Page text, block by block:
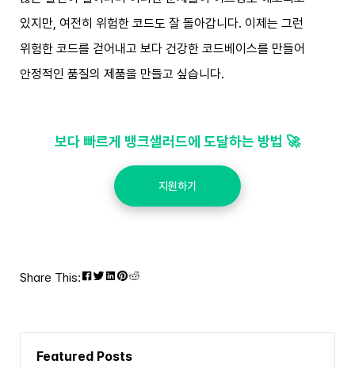
있지만, 여전히 위험한 코드도 잘 돌아갑니다. 이제는 그런
위험한 코드를 걷어내고 보다 건강한 코드베이스를 만들어
안정적인 품질의 제품을 만들고 싶습니다.
보다 빠르게 뱅크샐러드에 도달하는 방법 🚀
지원하기
Share This:
Featured Posts